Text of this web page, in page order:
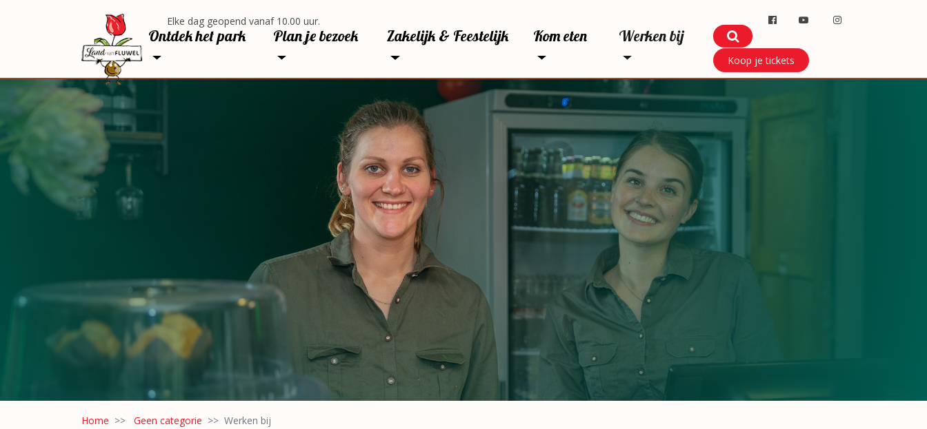
Elke dag geopend vanaf 10.00 uur.
Ontdek het park Plan je bezoek Zakelijk & Feestelijk Kom eten Werken bij
Koop je tickets
Home Geen categorie Werken bij